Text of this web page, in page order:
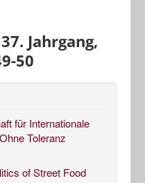
Jahrgang,
50
für Internationale
Toleranz
of Street Food